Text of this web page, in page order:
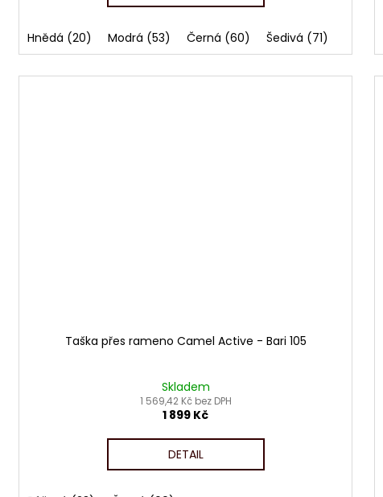
Hnědá (20) Modrá (53) Černá (60) Šedivá (71)
Taška přes rameno Camel Active - Bari 105
Skladem
1 569,42 Kč bez DPH
1 899 Kč
DETAIL